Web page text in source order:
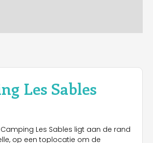
Les Sables
Les Sables ligt aan de rand
op een toplocatie om de